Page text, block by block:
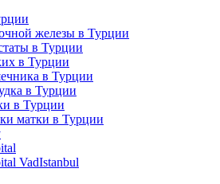
железы в Турции
в Турции
в Турции
в Турции
в Турции
в Турции
матки в Турции
VadIstanbul